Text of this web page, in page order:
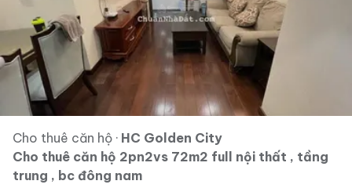
Cho thuê căn hộ · HC Golden City
Cho thuê căn hộ 2pn2vs 72m2 full nội thất , tầng
trung , bc đông nam